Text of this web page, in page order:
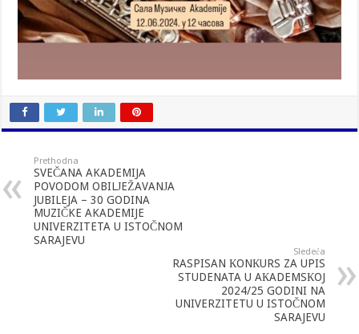
Prethodna
SVEČANA AKADEMIJA
POVODOM OBILЈEŽAVANЈA
JUBILEJA – 30 GODINA
MUZIČKE AKADEMIJE
UNIVERZITETA U ISTOČNOM
SARAJEVU
Sledeća
RASPISAN КONКURS ZA UPIS
STUDENATA U AКADEMSКOJ
2024/25 GODINI NA
UNIVERZITETU U ISTOČNOM
SARAJEVU